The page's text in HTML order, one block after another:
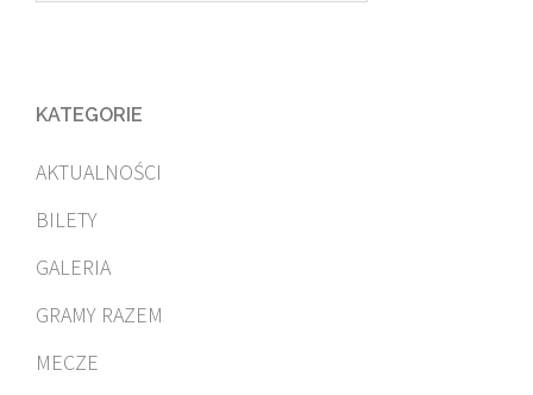
KATEGORIE
AKTUALNOŚCI
BILETY
GALERIA
GRAMY RAZEM
MECZE